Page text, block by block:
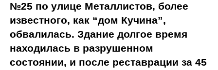
№25 по улице Металлистов, более
известного, как “дом Кучина”,
обвалилась. Здание долгое время
находилась в разрушенном
состоянии, и после реставрации за 45